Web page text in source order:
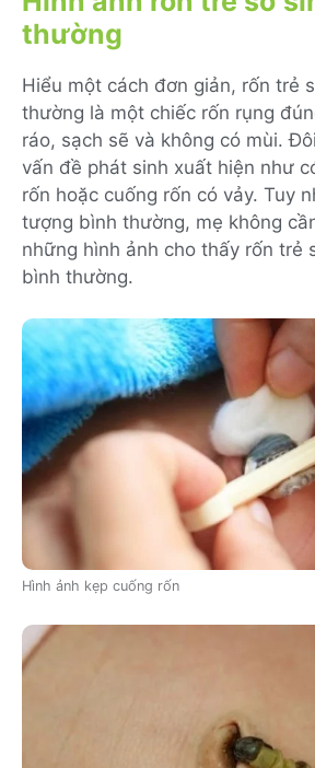
thường
Hiểu một cách đơn giản, rốn trẻ
thường là một chiếc rốn rụng
ráo, sạch sẽ và không có mùi.
vấn đề phát sinh xuất hiện như
rốn hoặc cuống rốn có vảy. Tuy
tượng bình thường, mẹ không
những hình ảnh cho thấy rốn trẻ
bình thường.
Hình ảnh kẹp cuống rốn